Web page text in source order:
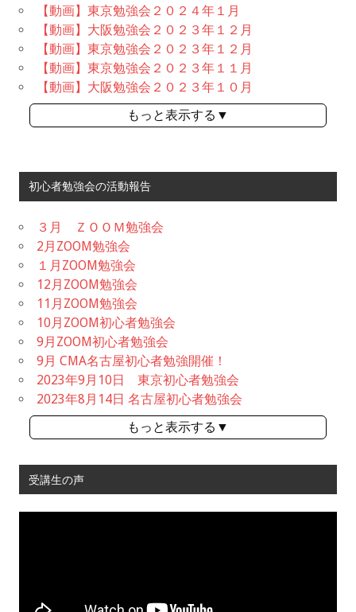
【動画】東京勉強会２０２４年１月
【動画】大阪勉強会２０２３年１２月
【動画】東京勉強会２０２３年１２月
【動画】東京勉強会２０２３年１１月
【動画】大阪勉強会２０２３年１０月
もっと表示する▼
初心者勉強会の活動報告
３月 ＺＯＯＭ勉強会
2月ZOOM勉強会
１月ZOOM勉強会
12月ZOOM勉強会
11月ZOOM勉強会
10月ZOOM初心者勉強会
9月ZOOM初心者勉強会
9月 CMA名古屋初心者勉強開催！
2023年9月10日 東京初心者勉強会
2023年8月14日 名古屋初心者勉強会
もっと表示する▼
受講生の声